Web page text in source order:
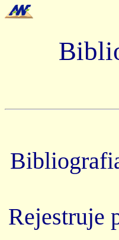
Rejestruje